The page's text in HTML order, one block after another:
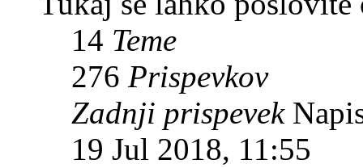
14 Teme
276 Prispevkov
Zadnji prispevek
19 Jul 2018, 11:55